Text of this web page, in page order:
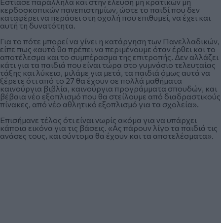
Εστίασε παράλληλα και στην έλευση μη κρατικών μη
κερδοσκοπικών πανεπιστημίων, ώστε το παιδί που δεν
καταφέρει να περάσει στη σχολή που επιθυμεί, να έχει και
αυτή τη δυνατότητα.
Για το πότε μπορεί να γίνει η κατάργηση των Πανελλαδικών,
είπε πως «αυτό θα πρέπει να περιμένουμε όταν έρθει και το
αποτέλεσμα και το συμπέρασμα της επιτροπής. Δεν αλλάζει
κάτι για τα παιδιά που είναι τώρα στο γυμνάσιο τελευταίας
τάξης και λύκειο, μιλάμε για μετά, τα παιδιά όμως αυτά να
ξέρετε ότι από το 27 θα έχουν σε πολλά μαθήματα
καινούργια βιβλία, καινούργια προγράμματα σπουδών, και
βέβαια νέο εξοπλισμό που θα στείλουμε από διαδραστικούς
πίνακες, από νέο αθλητικό εξοπλισμό για τα σχολεία».
Επισήμανε τέλος ότι είναι νωρίς ακόμα για να υπάρχει
κάποια εικόνα για τις βάσεις. «Ας πάρουν λίγο τα παιδιά τις
ανάσες τους, και σύντομα θα έχουν και τα αποτελέσματα».